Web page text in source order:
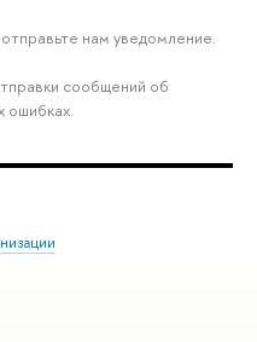
нам уведомление.
сообщений об
ошибках.